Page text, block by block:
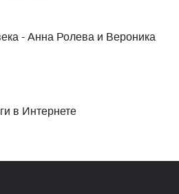
- Анна Ролева и Вероника
в Интернете